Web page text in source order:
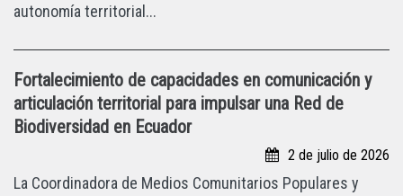
autonomía territorial...
Fortalecimiento de capacidades en comunicación y
articulación territorial para impulsar una Red de
Biodiversidad en Ecuador
2 de julio de 2026
La Coordinadora de Medios Comunitarios Populares y